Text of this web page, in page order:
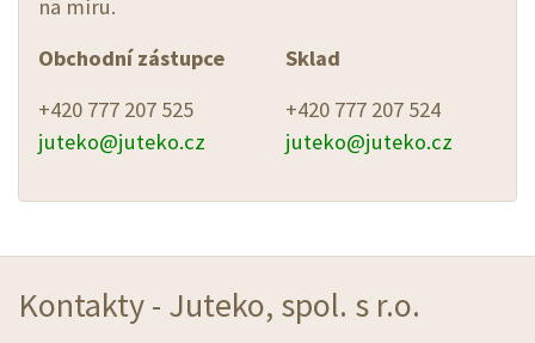
na míru.
Obchodní zástupce
+420 777 207 525
juteko@juteko.cz
Sklad
+420 777 207 524
juteko@juteko.cz
Kontakty - Juteko, spol. s r.o.